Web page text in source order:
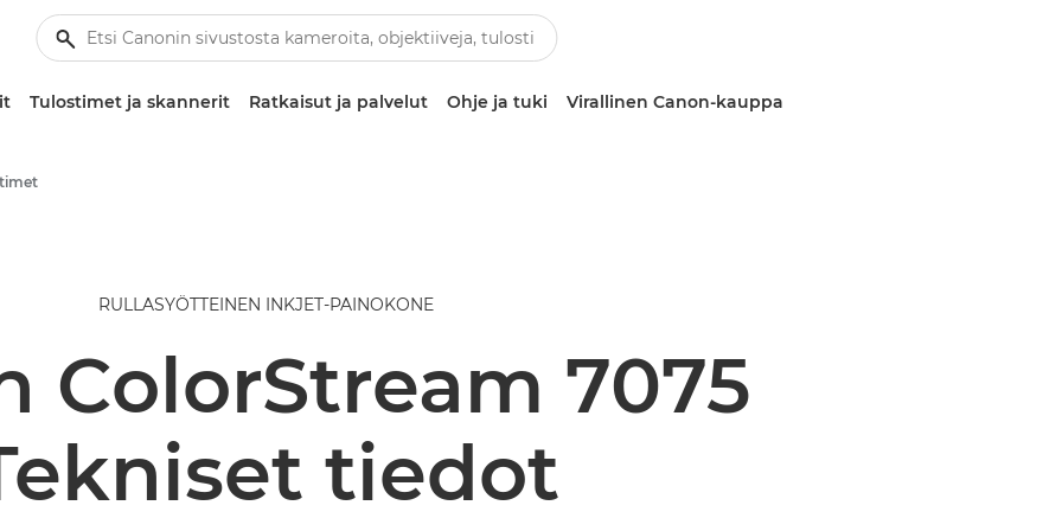
Tulostimet ja skannerit Ratkaisut ja palvelut Ohje ja tuki Virallinen Canon-kauppa
RULLASYÖTTEINEN INKJET-PAINOKONE
ColorStream 7075
tiedot